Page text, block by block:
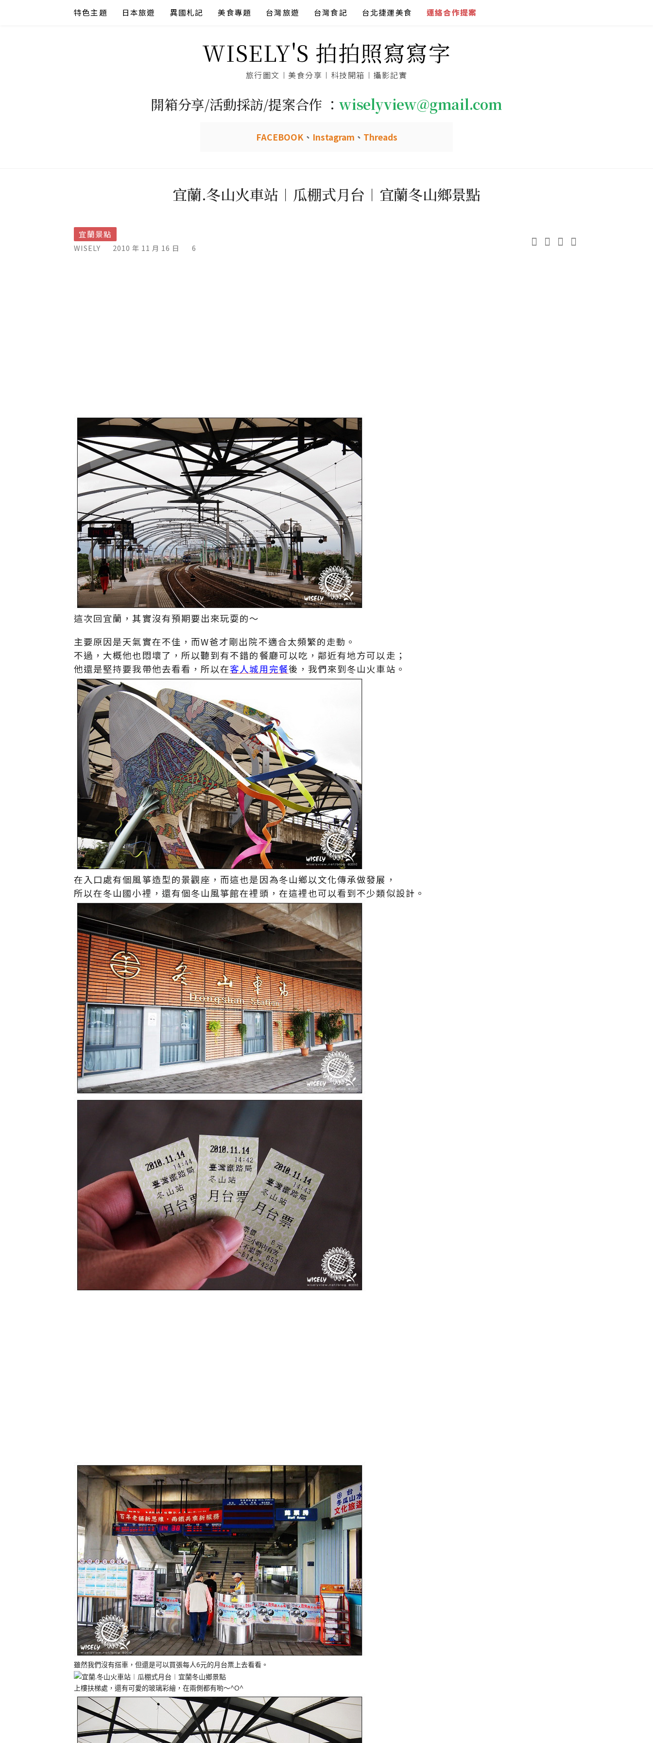
特色主題 日本旅遊 異國札記 美食專題 台灣旅遊 台灣食記 台北捷運美食 連絡合作提案
WISELY'S 拍拍照寫寫字
旅行圖文︱美食分享︱科技開箱︱攝影記實
開箱分享/活動採訪/提案合作 ： wiselyview@gmail.com
FACEBOOK、 Instagram 、 Threads
宜蘭.冬山火車站︱瓜棚式月台︱宜蘭冬山鄉景點
宜蘭景點
WISELY 2010 年 11 月 16 日 6
這次回宜蘭，其實沒有預期要出來玩耍的～
主要原因是天氣實在不佳，而W爸才剛出院不適合太頻繁的走動。
不過，大概他也悶壞了，所以聽到有不錯的餐廳可以吃，鄰近有地方可以走；
他還是堅持要我帶他去看看，所以在客人城用完餐後，我們來到冬山火車站。
在入口處有個風箏造型的景觀座，而這也是因為冬山鄉以文化傳承做發展，
所以在冬山國小裡，還有個冬山風箏館在裡頭，在這裡也可以看到不少類似設計。
雖然我們沒有搭車，但還是可以買張每人6元的月台票上去看看。
上樓扶梯處，還有可愛的玻璃彩繪，在兩側都有喲～^O^